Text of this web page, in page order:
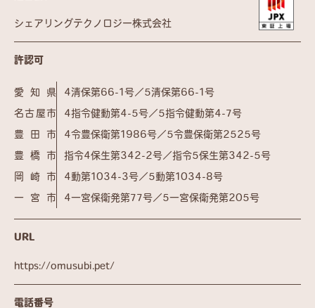
シェアリングテクノロジー株式会社
許認可
愛知県 4清保第66-1号／5清保第66-1号
名古屋市 4指令健動第4-5号／5指令健動第4-7号
豊田市 4令豊保衛第1986号／5令豊保衛第2525号
豊橋市 指令4保生第342-2号／指令5保生第342-5号
岡崎市 4動第1034-3号／5動第1034-8号
一宮市 4一宮保衛発第77号／5一宮保衛発第205号
URL
https://omusubi.pet/
電話番号